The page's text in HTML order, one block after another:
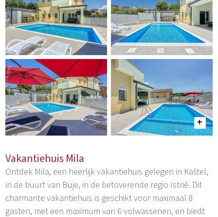
Vakantiehuis Mila
Ontdek Mila, een heerlijk vakantiehuis gelegen in Kaštel,
in de buurt van Buje, in de betoverende regio Istrië. Dit
charmante vakantiehuis is geschikt voor maximaal 8
gasten, met een maximum van 6 volwassenen, en biedt